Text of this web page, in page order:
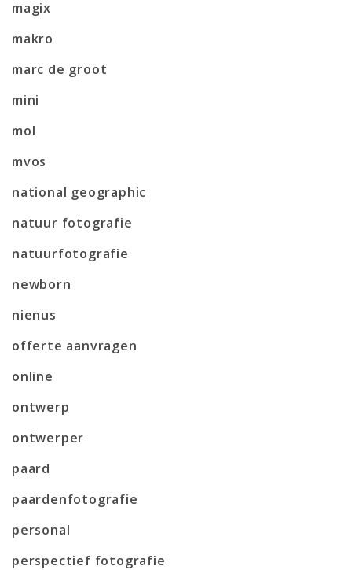
magix
makro
marc de groot
mini
mol
mvos
national geographic
natuur fotografie
natuurfotografie
newborn
nienus
offerte aanvragen
online
ontwerp
ontwerper
paard
paardenfotografie
personal
perspectief fotografie